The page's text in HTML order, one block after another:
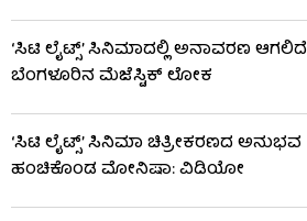
‘ಸಿಟಿ ಲೈಟ್ಸ್’ ಸಿನಿಮಾದಲ್ಲಿ ಅನಾವರಣ ಆಗಲಿದೆ
ಬೆಂಗಳೂರಿನ ಮೆಜೆಸ್ಟಿಕ್ ಲೋಕ
‘ಸಿಟಿ ಲೈಟ್ಸ್’ ಸಿನಿಮಾ ಚಿತ್ರೀಕರಣದ ಅನುಭವ
ಹಂಚಿಕೊಂಡ ಮೋನಿಷಾ: ವಿಡಿಯೋ